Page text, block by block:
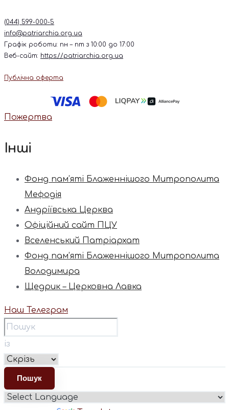
(044) 599-000-5
info@patriarchia.org.ua
Графік роботи: пн – пт з 10:00 до 17:00
Веб-сайт: https://patriarchia.org.ua
Публічна оферта
Пожертва
Інші
Фонд пам’яті Блаженнішого Митрополита
Мефодія
Андріївська Церква
Офіційний сайт ПЦУ
Вселенський Патріархат
Фонд пам’яті Блаженнішого Митрополита
Володимира
Щедрик – Церковна Лавка
Наш Телеграм
із